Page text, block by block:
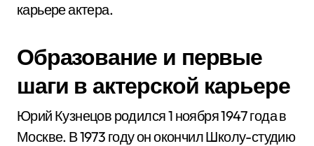
карьере актера.
Образование и первые
шаги в актерской карьере
Юрий Кузнецов родился 1 ноября 1947 года в
Москве. В 1973 году он окончил Школу-студию